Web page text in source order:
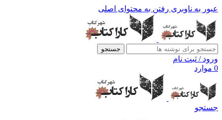
عبور به ناوبری رفتن به محتوای اصلی
جستجو
ورود / ثبت نام
0 موارد
جستجو